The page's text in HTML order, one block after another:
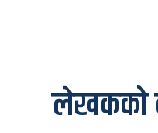
लेखकको